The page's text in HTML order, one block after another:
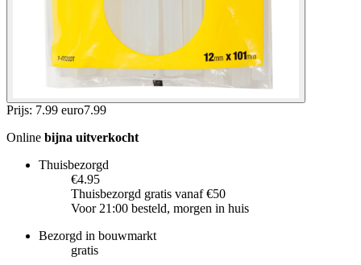
Prijs: 7.99 euro7.99
Online bijna uitverkocht
Thuisbezorgd
€4.95
Thuisbezorgd gratis vanaf €50
Voor 21:00 besteld, morgen in huis
Bezorgd in bouwmarkt
gratis